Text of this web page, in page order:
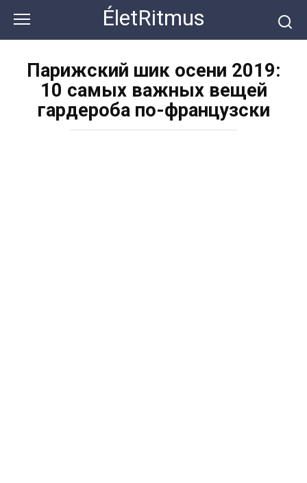
контенту
ÉletRitmus
Парижский шик осени 2019:
10 самых важных вещей
гардероба по-французски